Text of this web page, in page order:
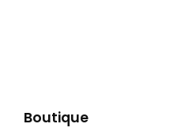
Boutique